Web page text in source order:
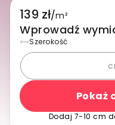
139 zł/m²
Wprowadź
Szerokość
Pokaż
Dodaj 7-10 cm